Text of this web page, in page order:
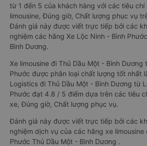
từ 1 đến 5 của khách hàng với các tiêu
limousine, Đúng giờ, Chất lượng phục vụ
Đánh giá này được viết trực tiếp bởi các
nghiệm các hãng Xe Lộc Ninh - Bình
Bình Dương.
Xe limousine đi Thủ Dầu Một - Bình Dương
Phước được phân loại chất lượng tốt nhất
Logistics đi Thủ Dầu Một - Bình Dương từ
Phước đạt 4.8 / 5 điểm dựa trên các tiêu
xe, Đúng giờ, Chất lượng phục vụ.
Đánh giá này được viết trực tiếp bởi các
nghiệm dịch vụ của các hãng xe limousine
Phước Thủ Dầu Một - Bình Dương .